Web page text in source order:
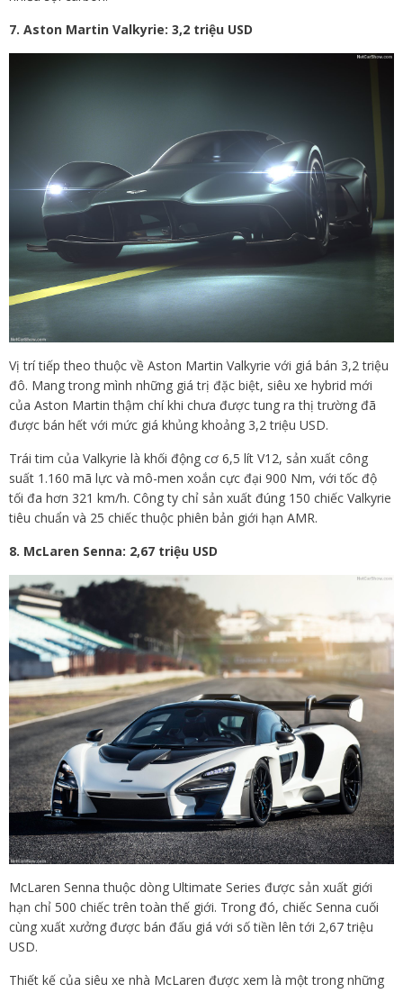
7. Aston Martin Valkyrie: 3,2 triệu USD
Vị trí tiếp theo thuộc về Aston Martin Valkyrie với giá bán 3,2 triệu
đô. Mang trong mình những giá trị đặc biệt, siêu xe hybrid mới
của Aston Martin thậm chí khi chưa được tung ra thị trường đã
được bán hết với mức giá khủng khoảng 3,2 triệu USD.
Trái tim của Valkyrie là khối động cơ 6,5 lít V12, sản xuất công
suất 1.160 mã lực và mô-men xoắn cực đại 900 Nm, với tốc độ
tối đa hơn 321 km/h. Công ty chỉ sản xuất đúng 150 chiếc Valkyrie
tiêu chuẩn và 25 chiếc thuộc phiên bản giới hạn AMR.
8. McLaren Senna: 2,67 triệu USD
McLaren Senna thuộc dòng Ultimate Series được sản xuất giới
hạn chỉ 500 chiếc trên toàn thế giới. Trong đó, chiếc Senna cuối
cùng xuất xưởng được bán đấu giá với số tiền lên tới 2,67 triệu
USD.
Thiết kế của siêu xe nhà McLaren được xem là một trong những